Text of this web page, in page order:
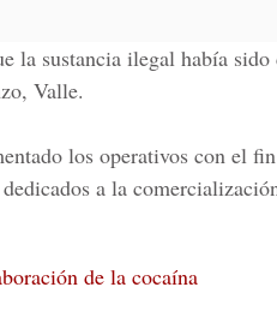
la sustancia ilegal había sido
Valle.
los operativos con el
a la
de la cocaína